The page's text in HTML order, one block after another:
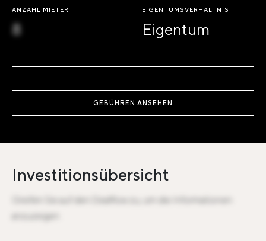
ANZAHL MIETER
8
EIGENTUMSVERHÄLTNIS
Eigentum
GEBÜHREN ANSEHEN
Investitionsübersicht
Greifen Sie auf den Dealflow zu, um die Informationen
anzuzeigen